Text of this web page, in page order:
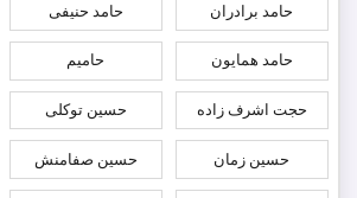
حامد برادران حامد حنیفی
حامد همایون حامیم
حجت اشرف زاده حسین توکلی
حسین زمان حسین صفامنش